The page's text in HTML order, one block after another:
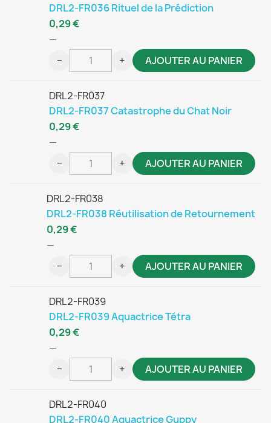
DRL2-FR036 Rituel de la Prédiction
—
0,29 €
− + AJOUTER AU PANIER
DRL2-FR037
DRL2-FR037 Catastrophe du Chat Noir
—
0,29 €
− + AJOUTER AU PANIER
DRL2-FR038
DRL2-FR038 Réutilisation de Retournement
—
0,29 €
− + AJOUTER AU PANIER
DRL2-FR039
DRL2-FR039 Aquactrice Tétra
—
0,29 €
− + AJOUTER AU PANIER
DRL2-FR040
DRL2-FR040 Aquactrice Guppy